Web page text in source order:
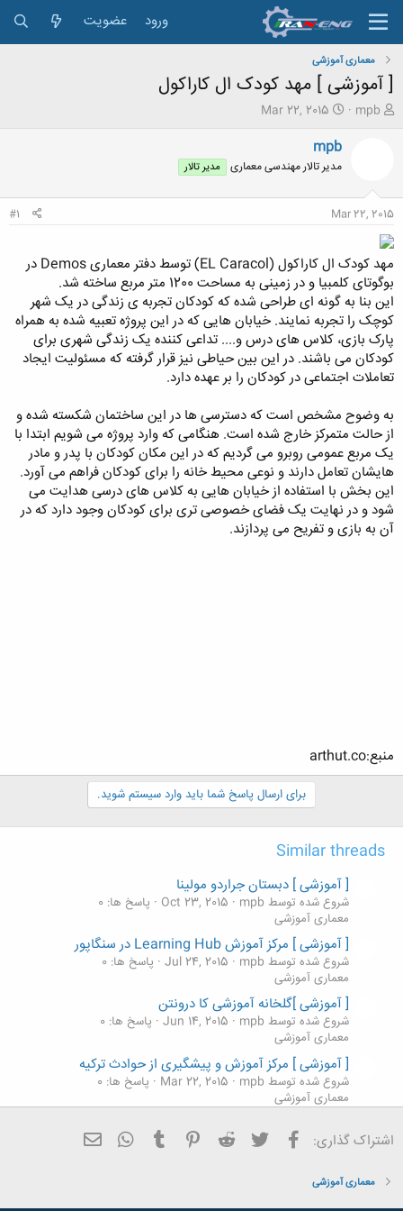
ورود عضویت
معماری آموزشی
[ آموزشی ] مهد کودک ال کاراکول
ش
ه
م
و
ض
و
ع
mpb
ت
ر
ی
خ
Mar 22, 2015
mpb
مدیر تالار مهندسی معماری مدیر تالار
Mar 22, 2015
#1
مهد کودک ال کاراکول (EL Caracol) توسط دفتر معماری Demos در
بوگوتای کلمبیا و در زمینی به مساحت 1200 متر مربع ساخته شد.
این بنا به گونه ای طراحی شده که کودکان تجربه ی زندگی در یک شهر
کوچک را تجربه نمایند. خیابان هایی که در این پروژه تعبیه شده به همراه
پارک بازی، کلاس های درس و.... تداعی کننده یک زندگی شهری برای
کودکان می باشند. در این بین حیاطی نیز قرار گرفته که مسئولیت ایجاد
تعاملات اجتماعی در کودکان را بر عهده دارد.
به وضوح مشخص است که دسترسی ها در این ساختمان شکسته شده و
از حالت متمرکز خارج شده است. هنگامی که وارد پروژه می شویم ابتدا با
یک مربع عمومی روبرو می گردیم که در این مکان کودکان با پدر و مادر
هایشان تعامل دارند و نوعی محیط خانه را برای کودکان فراهم می آورد.
این بخش با استفاده از خیابان هایی به کلاس های درسی هدایت می
شود و در نهایت یک فضای خصوصی تری برای کودکان وجود دارد که در
آن به بازی و تفریح می پردازند.
منبع:arthut.co
برای ارسال پاسخ شما باید وارد سیستم شوید.
Similar threads
[ آموزشی ] دبستان جراردو مولینا
شروع شده توسط mpb Oct 23, 2015
پاسخ ها: 0
معماری آموزشی
[ آموزشی ] مرکز آموزش Learning Hub در سنگاپور
شروع شده توسط mpb Jul 24, 2015 پاسخ ها: 0
معماری آموزشی
[ آموزشی ]گلخانه آموزشی کا درونتن
شروع شده توسط mpb Jun 14, 2015 پاسخ ها: 0
معماری آموزشی
[ آموزشی ] مرکز آموزش و پیشگیری از حوادث ترکیه
شروع شده توسط mpb Mar 22, 2015
پاسخ ها: 0
معماری آموزشی
[ آموزشی ] ساختمان آموزشی ـ کارگاهی موسسه آموزش
عالی پیام‌ گلپایگان
معماری آموزشی
اشتراک گذاری: فیسبوک تویتر Reddit
Pinterest
Tumblr
WhatsApp
معماری آموزشی